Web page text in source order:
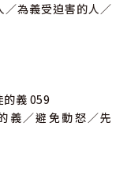
為義受迫害的人／
的義 059
義／避免動怒／先